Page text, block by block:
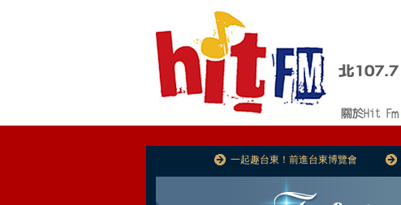
一起趣台東！前進台東博覽會